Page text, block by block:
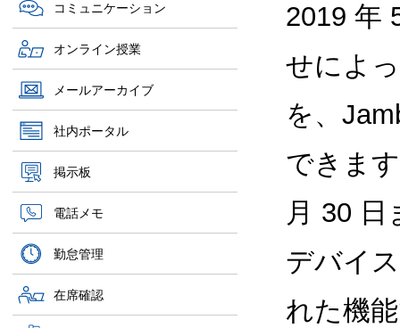
コミュニケーション
オンライン授業
メールアーカイブ
社内ポータル
掲示板
電話メモ
勤怠管理
在席確認
2019 年
せによ
を、
できま
月 30
デバイ
れた機